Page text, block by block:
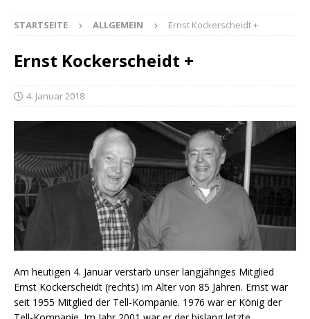
STARTSEITE ALLGEMEIN Ernst Kockerscheidt +
Ernst Kockerscheidt +
4. Januar 2018
Am heutigen 4. Januar verstarb unser langjähriges Mitglied
Ernst Kockerscheidt (rechts) im Alter von 85 Jahren. Ernst war
seit 1955 Mitglied der Tell-Kompanie. 1976 war er König der